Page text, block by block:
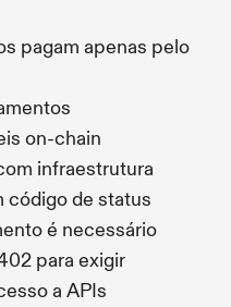
pagam apenas pelo
on-chain
infraestrutura
código de status
é necessário
para exigir
a APIs